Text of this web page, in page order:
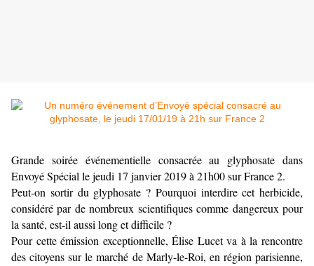
Grande soirée événementielle consacrée au glyphosate dans
Envoyé Spécial le jeudi 17 janvier 2019 à 21h00 sur France 2.
Peut-on sortir du glyphosate ? Pourquoi interdire cet herbicide,
considéré par de nombreux scientifiques comme dangereux pour
la santé, est-il aussi long et difficile ?
Pour cette émission exceptionnelle, Élise Lucet va à la rencontre
des citoyens sur le marché de Marly-le-Roi, en région parisienne,